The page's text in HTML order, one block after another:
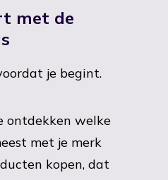
met de
je begint.
ontdekken welke
met je merk
kopen, dat